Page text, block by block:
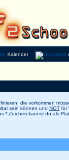
Kalender
die vorkommen
sein können und NOTfür
*-Zeichen kannst du als